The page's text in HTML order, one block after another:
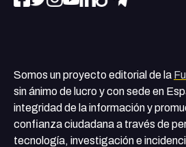
Somos un proyecto editorial de la
sin ánimo de lucro y con sede en
integridad de la información y
confianza ciudadana a través de
tecnología, investigación e